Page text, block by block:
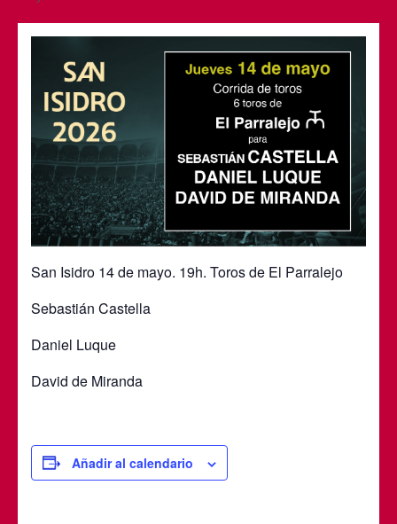
San Isidro 14 de mayo. 19h. Toros de El Parralejo
Sebastián Castella
Daniel Luque
David de Miranda
Añadir al calendario